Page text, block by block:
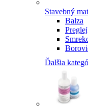
Stavebný
Balza
Ďalšia